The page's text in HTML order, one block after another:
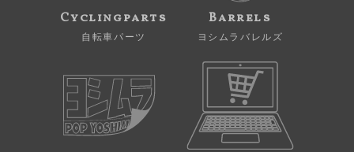
Cyclingparts
自転車パーツ
Barrels
ヨシムラバレルズ